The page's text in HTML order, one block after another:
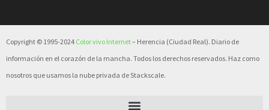
Copyright © 1995-2024 Color vivo Internet– Herencia (Ciudad Real). Diario de
información en el corazón de la mancha. Todos los derechos reservados. Haz como
nosotros que usamos la nube privada de Stackscale.